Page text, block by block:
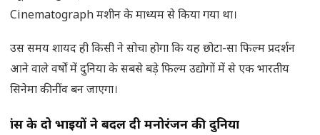
Cinematograph मशीन के माध्यम से किया गया था।
उस समय शायद ही किसी ने सोचा होगा कि यह छोटा-सा फिल्म प्रदर्शन
आने वाले वर्षों में दुनिया के सबसे बड़े फिल्म उद्योगों में से एक भारतीय
सिनेमा की नींव बन जाएगा।
फ्रांस के दो भाइयों ने बदल दी मनोरंजन की दुनिया